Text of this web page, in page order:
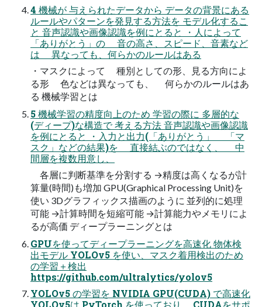
4 機械が 与えられたデータから データの背景にある
ルールやパターンを発見する方法を モデル化するこ
と 音声認識や画像認識を例にとると ・人によって
「ありがとう」の 音の高さ、スピード、音素など
は 異なっても、何らかのルールはある
・マスクによって 種別としての形、見る方向によ
る形 色などは異なっても、 何らかのルールはあ
る 機械学習とは
5 機械学習の精度向上のため 学習の際に 多層的な
(ディープ)な構造で 考える方法 音声認識や画像認識
を例にとると ・入力と出力(「ありがとう」 「マ
スク」などの結果)を 直接結ぶのではなく、 中
間層を複数用意し、
各層に判断基準を分割する →精度は高くなるが計
算量(時間)も増加 GPU(Graphical Processing Unit)を
使い 3Dグラフィックス描画のように 並列的に処理
可能 →計算時間を短縮可能 →計算能力やメモリによ
るが高価 ディープラーニングとは
GPUを使ってディープラーニングを高速化 物体検
出モデル YOLOv5 を使い、マスク着用検出のため
の学習＋検出
https://github.com/ultralytics/yolov5
YOLOv5 の学習を NVIDIA GPU(CUDA) で高速化
YOLOv5は PyTorch を使っており、 CUDAをサポ